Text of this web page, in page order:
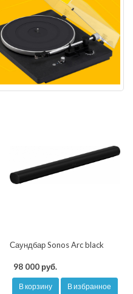
Саундбар Sonos Arc black
98 000 руб.
В корзину В избранное